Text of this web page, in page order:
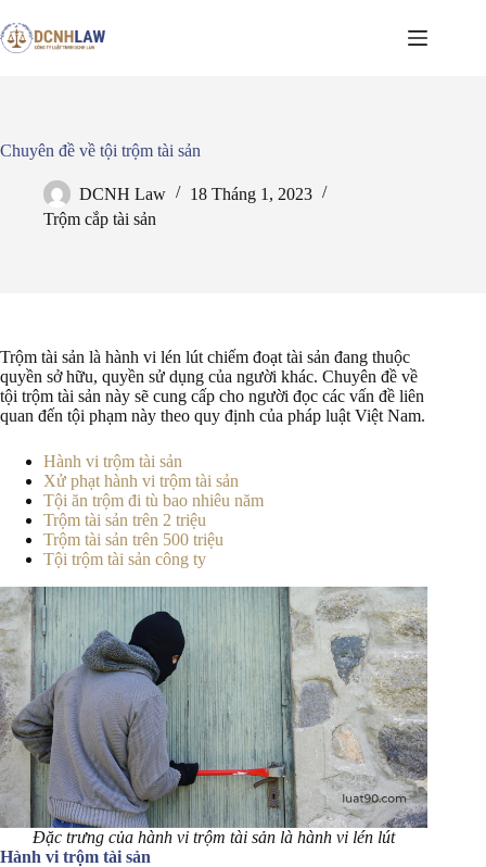
đến
phần
Chuyên đề về tội trộm tài sản
DCNH Law
18 Tháng 1, 2023
Trộm cắp tài sản
Trộm tài sản là hành vi lén lút chiếm đoạt tài sản đang thuộc
quyền sở hữu, quyền sử dụng của người khác. Chuyên đề về
tội trộm tài sản này sẽ cung cấp cho người đọc các vấn đề liên
quan đến tội phạm này theo quy định của pháp luật Việt Nam.
Hành vi trộm tài sản
Xử phạt hành vi trộm tài sản
Tội ăn trộm đi tù bao nhiêu năm
Trộm tài sản trên 2 triệu
Trộm tài sản trên 500 triệu
Tội trộm tài sản công ty
Đặc trưng của hành vi trộm tài sản là hành vi lén lút
Hành vi trộm tài sản